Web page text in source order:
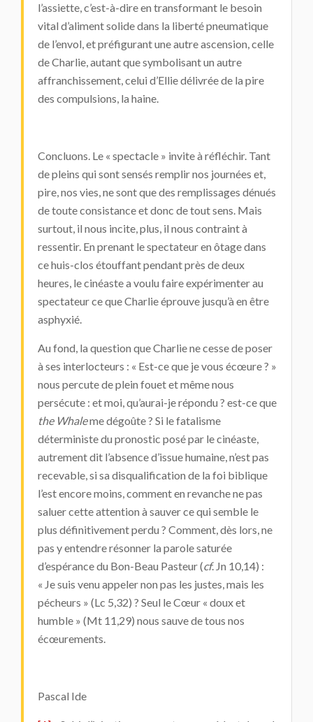
l’assiette, c’est-à-dire en transformant le besoin
vital d’aliment solide dans la liberté pneumatique
de l’envol, et préfigurant une autre ascension, celle
de Charlie, autant que symbolisant un autre
affranchissement, celui d’Ellie délivrée de la pire
des compulsions, la haine.
Concluons. Le « spectacle » invite à réfléchir. Tant
de pleins qui sont sensés remplir nos journées et,
pire, nos vies, ne sont que des remplissages dénués
de toute consistance et donc de tout sens. Mais
surtout, il nous incite, plus, il nous contraint à
ressentir. En prenant le spectateur en ôtage dans
ce huis-clos étouffant pendant près de deux
heures, le cinéaste a voulu faire expérimenter au
spectateur ce que Charlie éprouve jusqu’à en être
asphyxié.
Au fond, la question que Charlie ne cesse de poser
à ses interlocteurs : « Est-ce que je vous écœure ? »
nous percute de plein fouet et même nous
persécute : et moi, qu’aurai-je répondu ? est-ce que
the Whaleme dégoûte ? Si le fatalisme
déterministe du pronostic posé par le cinéaste,
autrement dit l’absence d’issue humaine, n’est pas
recevable, si sa disqualification de la foi biblique
l’est encore moins, comment en revanche ne pas
saluer cette attention à sauver ce qui semble le
plus définitivement perdu ? Comment, dès lors, ne
pas y entendre résonner la parole saturée
d’espérance du Bon-Beau Pasteur (cf. Jn 10,14) :
« Je suis venu appeler non pas les justes, mais les
pécheurs » (Lc 5,32) ? Seul le Cœur « doux et
humble » (Mt 11,29) nous sauve de tous nos
écœurements.
Pascal Ide